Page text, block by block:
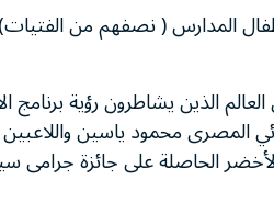
الذين يشاطرون رؤية برنامج
محمود ياسين واللاعبين
الحاصلة على جائزة جرامى